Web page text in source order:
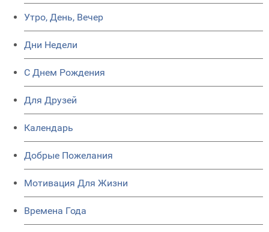
Утро, День, Вечер
Дни Недели
C Днем Рождения
Для Друзей
Календарь
Добрые Пожелания
Мотивация Для Жизни
Времена Года